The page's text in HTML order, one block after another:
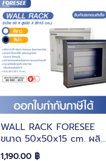
WALL RACK FORESEE
ขนาด 50x50x15 cm. ผลิต
จากเหล็ก Electro
1,190.00 ฿